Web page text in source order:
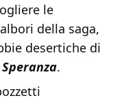
le
della saga,
desertiche di
.